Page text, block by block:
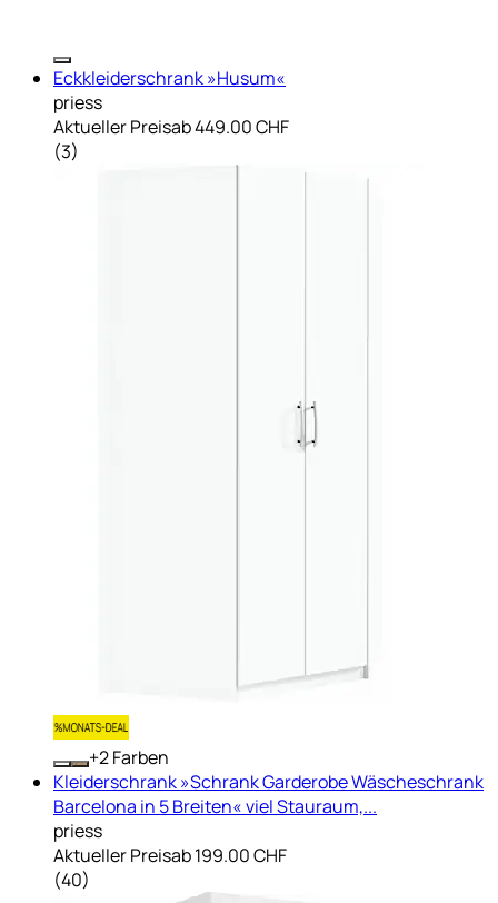
Eckkleiderschrank »Husum«
priess
Aktueller Preisab449.00 CHF
(3)
+ Farben
Kleiderschrank »Schrank Garderobe Wäscheschrank
Barcelona in 5 Breiten« viel Stauraum,...
priess
Aktueller Preisab199.00 CHF
(40)